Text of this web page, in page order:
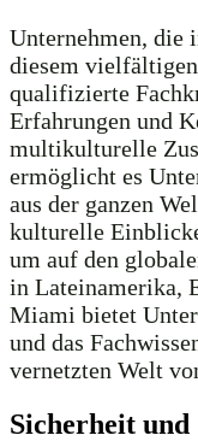
Unternehmen, die
diesem
qualifizierte
Erfahrungen und
multikulturelle
ermöglicht es
aus der ganzen
kulturelle
um auf den
in Lateinamerika,
Miami bietet
und das
vernetzten Welt
Sicherheit und